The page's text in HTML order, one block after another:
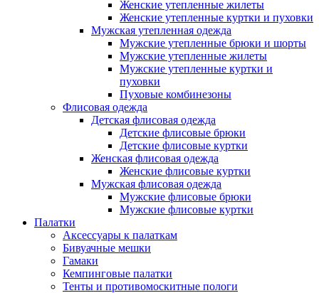
Женские утепленные жилеты
Женские утепленные куртки и пуховки
Мужская утепленная одежда
Мужские утепленные брюки и шорты
Мужские утепленные жилеты
Мужские утепленные куртки и
пуховки
Пуховые комбинезоны
Флисовая одежда
Детская флисовая одежда
Детские флисовые брюки
Детские флисовые куртки
Женская флисовая одежда
Женские флисовые куртки
Мужская флисовая одежда
Мужские флисовые брюки
Мужские флисовые куртки
Палатки
Аксессуары к палаткам
Бивуачные мешки
Гамаки
Кемпинговые палатки
Тенты и противомоскитные пологи